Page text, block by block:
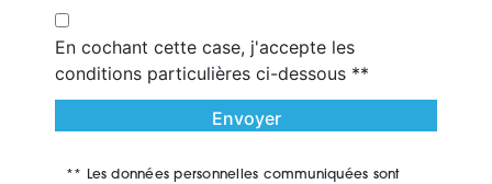
En cochant cette case, j'accepte les
conditions particulières ci-dessous **
Envoyer
** Les données personnelles communiquées sont